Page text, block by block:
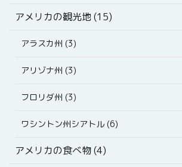
アメリカの観光地 (15)
アラスカ州 (3)
アリゾナ州 (3)
フロリダ州 (3)
ワシントン州シアトル (6)
アメリカの食べ物 (4)